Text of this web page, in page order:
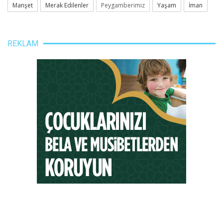
Manşet
Merak Edilenler Peygamberimiz Yaşam İman
REKLAM